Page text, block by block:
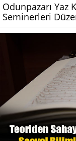
Odunpazarı Yaz
Seminerleri